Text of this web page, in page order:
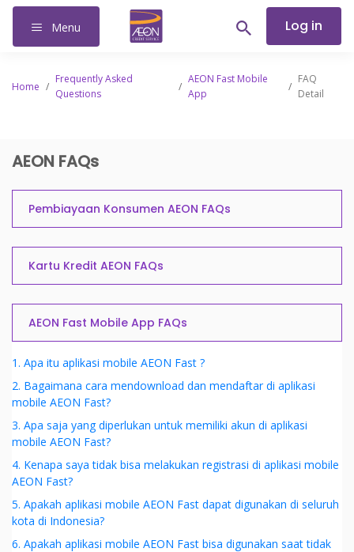
Log in
Menu
Home /
Frequently Asked
Questions
/
AEON Fast Mobile
App
/
FAQ
Detail
AEON FAQs
Pembiayaan Konsumen AEON FAQs
Kartu Kredit AEON FAQs
AEON Fast Mobile App FAQs
1. Apa itu aplikasi mobile AEON Fast ?
2. Bagaimana cara mendownload dan mendaftar di aplikasi
mobile AEON Fast?
3. Apa saja yang diperlukan untuk memiliki akun di aplikasi
mobile AEON Fast?
4. Kenapa saya tidak bisa melakukan registrasi di aplikasi mobile
AEON Fast?
5. Apakah aplikasi mobile AEON Fast dapat digunakan di seluruh
kota di Indonesia?
6. Apakah aplikasi mobile AEON Fast bisa digunakan saat tidak